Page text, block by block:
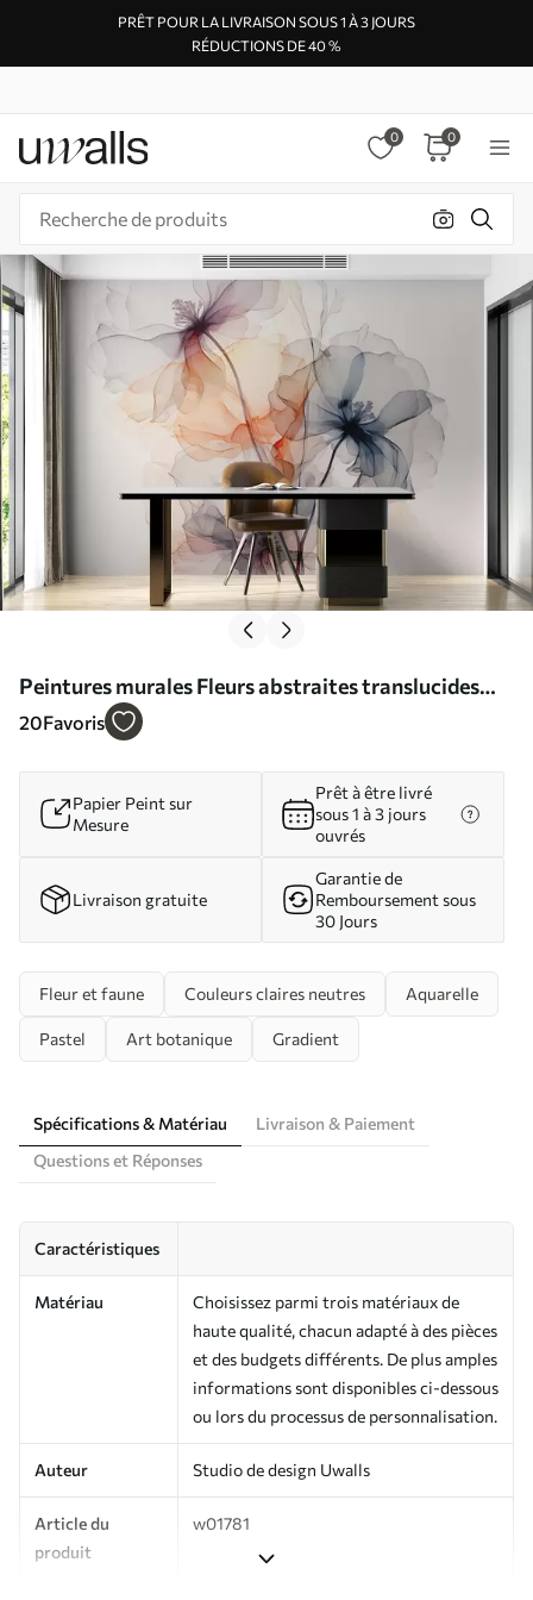
PRÊT POUR LA LIVRAISON SOUS 1 À 3 JOURS
RÉDUCTIONS DE 40 %
0 0
Peintures murales Fleurs abstraites translucides
aquarelle liquide Nr. w01781
20Favoris
Papier Peint sur
Mesure
Prêt à être livré
sous 1 à 3 jours
ouvrés
Livraison gratuite
Garantie de
Remboursement sous
30 Jours
Fleur et faune Couleurs claires neutres Aquarelle
Pastel Art botanique Gradient
Spécifications & Matériau
Livraison & Paiement
Questions et Réponses
Caractéristiques
Matériau
Choisissez parmi trois matériaux de
haute qualité, chacun adapté à des pièces
et des budgets différents. De plus amples
informations sont disponibles ci-dessous
ou lors du processus de personnalisation.
Auteur Studio de design Uwalls
Article du
produit
w01781